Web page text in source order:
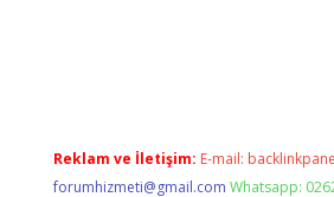
Reklam ve İletişim: E-mail:
forumhizmeti@gmail.com Whatsapp: